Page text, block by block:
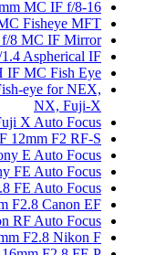
MC IF f/8-16
Fisheye MFT
f/8 MC IF Mirror
Aspherical IF
IF MC Fish Eye
eye for NEX,
NX, Fuji-X
X Auto Focus
12mm F2 RF-S
E Auto Focus
FE Auto Focus
FE Auto Focus
F2.8 Canon EF
RF Auto Focus
F2.8 Nikon F